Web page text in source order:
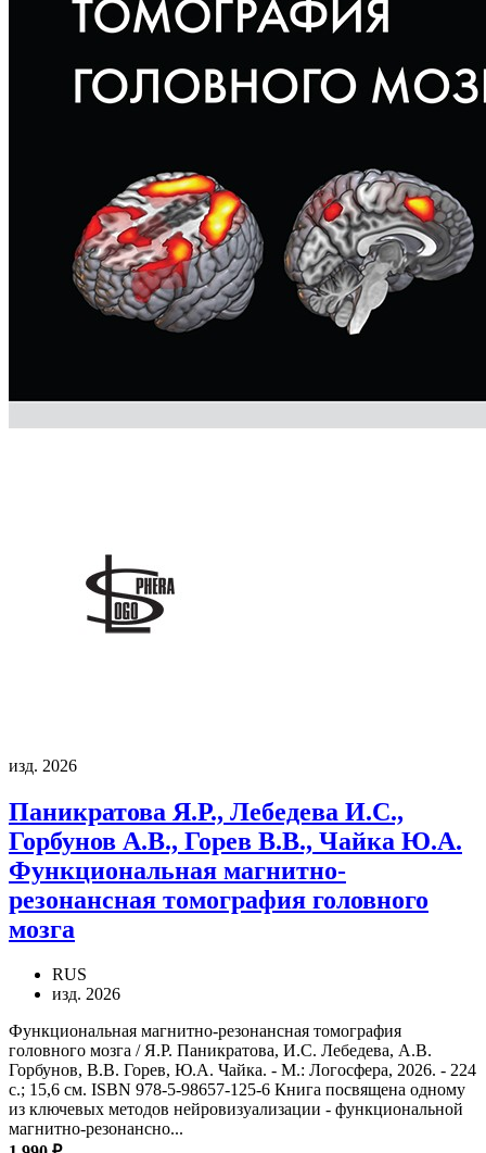
изд. 2026
Паникратова Я.Р., Лебедева И.С.,
Горбунов А.В., Горев В.В., Чайка Ю.А.
Функциональная магнитно-
резонансная томография головного
мозга
RUS
изд. 2026
Функциональная магнитно-резонансная томография
головного мозга / Я.Р. Паникратова, И.С. Лебедева, А.В.
Горбунов, В.В. Горев, Ю.А. Чайка. - М.: Логосфера, 2026. - 224
с.; 15,6 см. ISBN 978-5-98657-125-6 Книга посвящена одному
из ключевых методов нейровизуализации - функциональной
магнитно-резонансно...